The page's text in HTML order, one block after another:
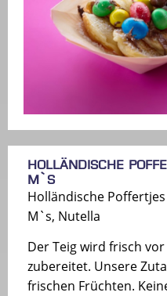
Holländische
M`s
Holländische
M`s, Nutella
Der Teig wird frisch
zubereitet. Unsere
frischen Früchten.